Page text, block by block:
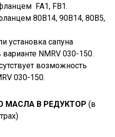
FA1, FB1.
80В14, 90В14, 80В5,
установка сапуна
варианте NMRV 030-150.
возможность
030-150.
МАСЛА В РЕДУКТОР (в